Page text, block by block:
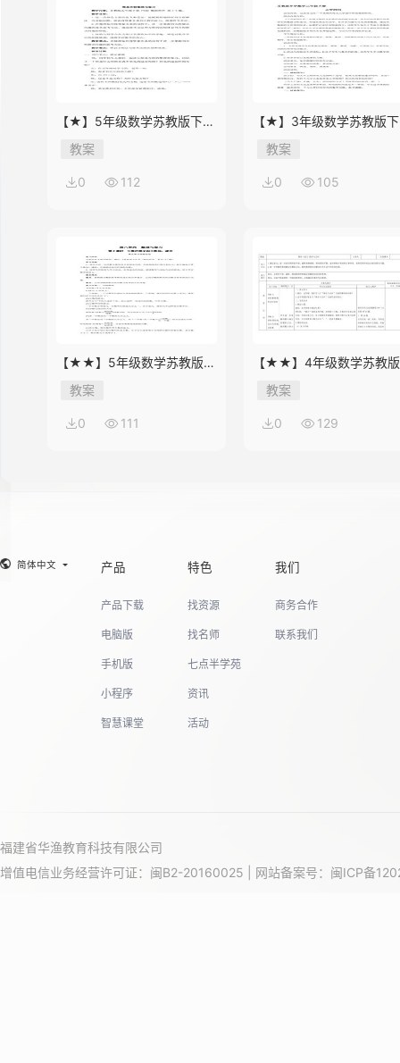
【★】5年级数学苏教版下册
教案第8单元《单元复习》
教案
0 112
【★】3年级数学苏教版
教案第9单元后《上学时
教案
0 105
【★★】5年级数学苏教版下
册教案第8单元《单元复习》
教案
0 111
【★★】4年级数学苏教
册教案第9单元《单元复
教案
0 129
简体中文 产品
产品下载
电脑版
手机版
小程序
智慧课堂
特色
找资源
找名师
七点半学苑
资讯
活动
我们
商务合作
联系我们
福建省华渔教育科技有限公司
增值电信业务经营许可证：闽B2-20160025 | 网站备案号： 闽ICP备